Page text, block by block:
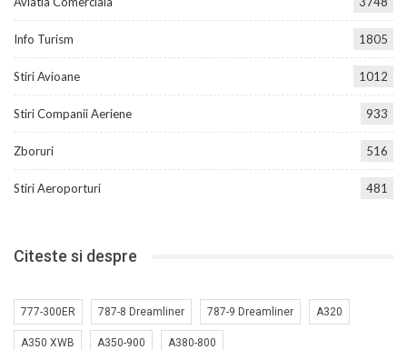
Info Turism 1805
Stiri Avioane 1012
Stiri Companii Aeriene 933
Zboruri 516
Stiri Aeroporturi 481
Citeste si despre
777-300ER 787-8 Dreamliner 787-9 Dreamliner A320
A350 XWB A350-900 A380-800